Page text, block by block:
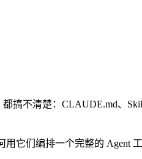
搞不清楚：CLAUDE.md、
它们编排一个完整的 Agent 工